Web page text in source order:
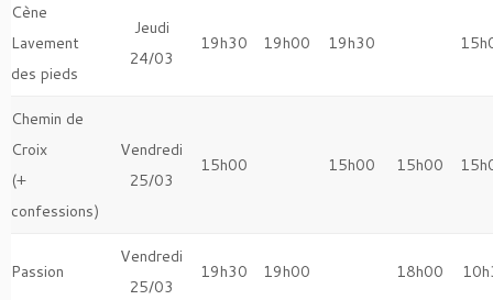
Cène
Lavement
des pieds
Jeudi
24/03
19h30 19h00 19h30
Chemin de
Croix
(+
confessions)
Vendredi
25/03
15h00 15h00 15h00
Passion
Vendredi
25/03
19h30 19h00 18h00